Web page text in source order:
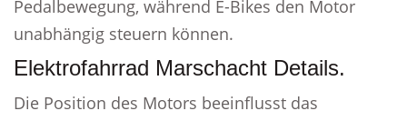
Pedalbewegung, während E-Bikes den Motor
unabhängig steuern können.
Elektrofahrrad Marschacht Details.
Die Position des Motors beeinflusst das